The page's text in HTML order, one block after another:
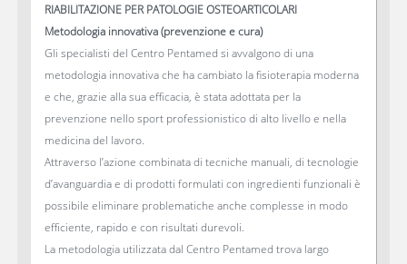
RIABILITAZIONE PER PATOLOGIE OSTEOARTICOLARI
Metodologia innovativa (prevenzione e cura)
Gli specialisti del Centro Pentamed si avvalgono di una
metodologia innovativa che ha cambiato la fisioterapia moderna
e che, grazie alla sua efficacia, è stata adottata per la
prevenzione nello sport professionistico di alto livello e nella
medicina del lavoro.
Attraverso l’azione combinata di tecniche manuali, di tecnologie
d’avanguardia e di prodotti formulati con ingredienti funzionali è
possibile eliminare problematiche anche complesse in modo
efficiente, rapido e con risultati durevoli.
La metodologia utilizzata dal Centro Pentamed trova largo